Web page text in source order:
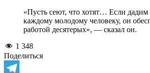
«Пусть сеют, что хотят… Если дадим
каждому молодому человеку, он
работой десятерых», — сказал он.
1 348
Поделиться